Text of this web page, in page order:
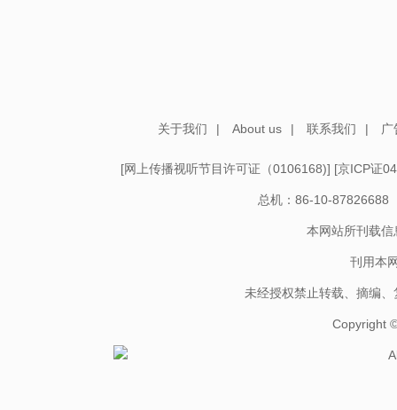
关于我们 | About us | 联系我们 |
[网上传播视听节目许可证（0106168)] [京ICP证
总机：86-10-87826688
本网站所刊载
刊用本
未经授权禁止转载、摘编
Copyright